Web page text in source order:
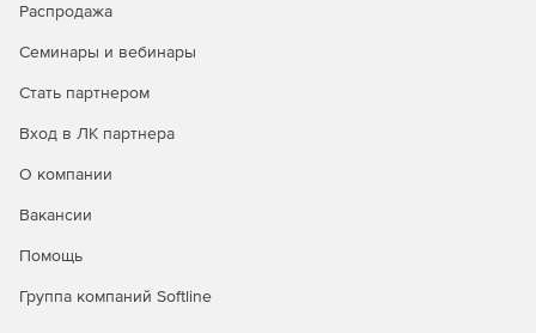
Распродажа
Семинары и вебинары
Стать партнером
Вход в ЛК партнера
О компании
Вакансии
Помощь
Группа компаний Softline